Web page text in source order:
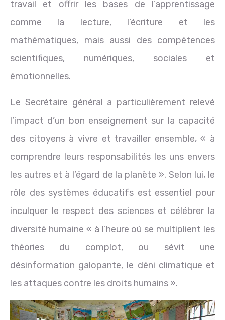
travail et offrir les bases de l’apprentissage
comme la lecture, l’écriture et les
mathématiques, mais aussi des compétences
scientifiques, numériques, sociales et
émotionnelles.
Le Secrétaire général a particulièrement relevé
l’impact d’un bon enseignement sur la capacité
des citoyens à vivre et travailler ensemble, « à
comprendre leurs responsabilités les uns envers
les autres et à l’égard de la planète ». Selon lui, le
rôle des systèmes éducatifs est essentiel pour
inculquer le respect des sciences et célébrer la
diversité humaine « à l’heure où se multiplient les
théories du complot, ou sévit une
désinformation galopante, le déni climatique et
les attaques contre les droits humains ».